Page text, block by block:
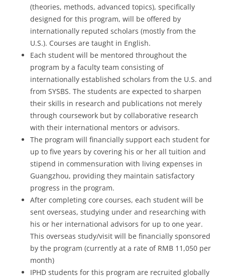
(theories, methods, advanced topics), specifically
designed for this program, will be offered by
internationally reputed scholars (mostly from the
U.S.). Courses are taught in English.
Each student will be mentored throughout the
program by a faculty team consisting of
internationally established scholars from the U.S. and
from SYSBS. The students are expected to sharpen
their skills in research and publications not merely
through coursework but by collaborative research
with their international mentors or advisors.
The program will financially support each student for
up to five years by covering his or her all tuition and
stipend in commensuration with living expenses in
Guangzhou, providing they maintain satisfactory
progress in the program.
After completing core courses, each student will be
sent overseas, studying under and researching with
his or her international advisors for up to one year.
This overseas study/visit will be financially sponsored
by the program (currently at a rate of RMB 11,050 per
month)
IPHD students for this program are recruited globally